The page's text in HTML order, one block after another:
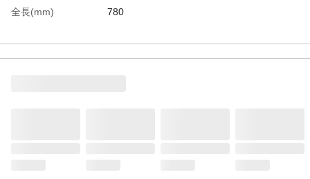
全長(mm)
780
ガス消費量(kg/h)
8.4